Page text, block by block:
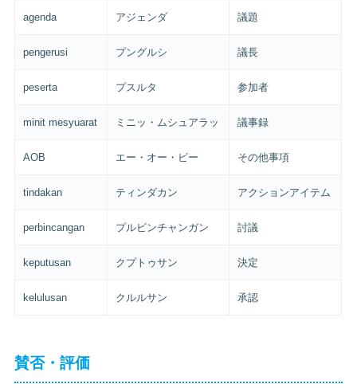
agenda アジェンダ 議題
pengerusi プングルシ 議長
peserta プスルタ 参加者
minit mesyuarat ミニッ・ムシュアラッ 議事録
AOB エー・オー・ビー その他事項
tindakan ティンダカン アクションアイテム
perbincangan プルビンチャンガン 討議
keputusan クプトゥサン 決定
kelulusan クルルサン 承認
賛否・評価